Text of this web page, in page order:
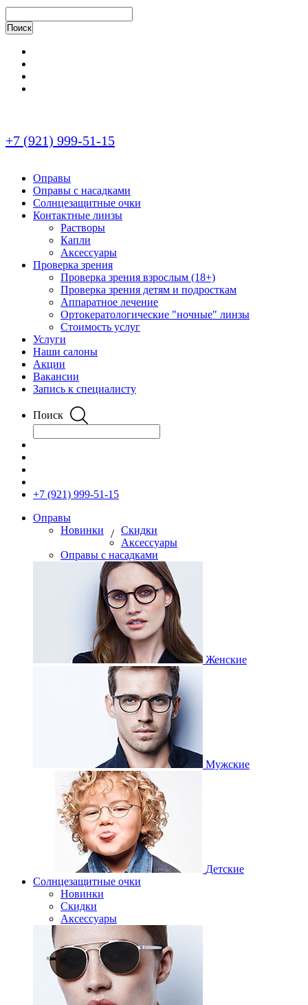
+7 (921) 999-51-15
Оправы
Оправы с насадками
Солнцезащитные очки
Контактные линзы
Растворы
Капли
Аксессуары
Проверка зрения
Проверка зрения взрослым (18+)
Проверка зрения детям и подросткам
Аппаратное лечение
Ортокератологические "ночные" линзы
Стоимость услуг
Услуги
Наши салоны
Акции
Вакансии
Запись к специалисту
Поиск
+7 (921) 999-51-15
Оправы
Новинки
/ Скидки
Аксессуары
Оправы с насадками
Женские
Мужские
Детские
Солнцезащитные очки
Новинки
Скидки
Аксессуары